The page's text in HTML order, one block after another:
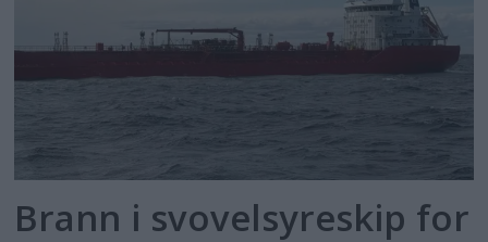
Brann i svovelsyreskip for